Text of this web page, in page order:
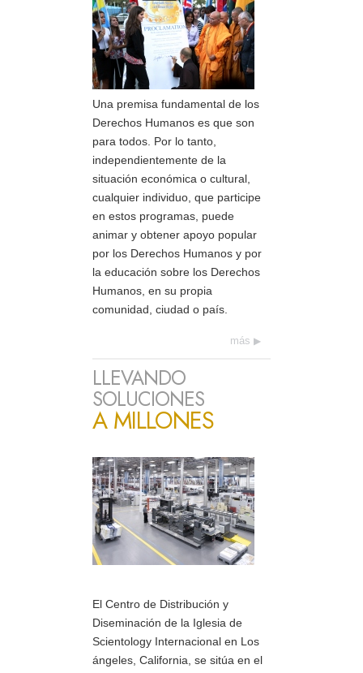
Una premisa fundamental de los
Derechos Humanos es que son
para todos. Por lo tanto,
independientemente de la
situación económica o cultural,
cualquier individuo, que participe
en estos programas, puede
animar y obtener apoyo popular
por los Derechos Humanos y por
la educación sobre los Derechos
Humanos, en su propia
comunidad, ciudad o país.
más
LLEVANDO
SOLUCIONES
A MILLONES
El Centro de Distribución y
Diseminación de la Iglesia de
Scientology Internacional en Los
ángeles, California, se sitúa en el